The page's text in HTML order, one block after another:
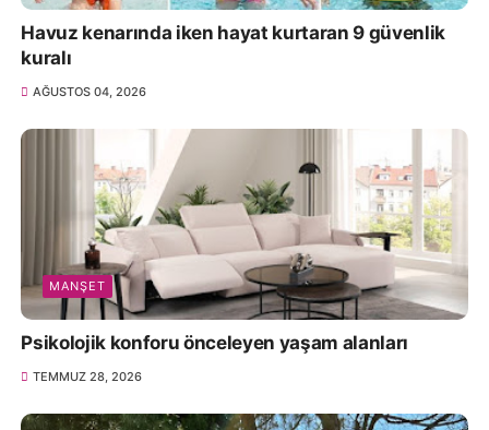
Havuz kenarında iken hayat kurtaran 9 güvenlik
kuralı
AĞUSTOS 04, 2026
MANŞET
Psikolojik konforu önceleyen yaşam alanları
TEMMUZ 28, 2026